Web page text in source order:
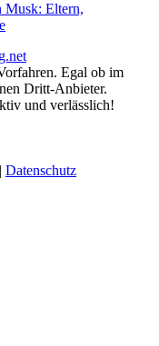
Musk: Eltern,
Egal ob im
Dritt-Anbieter.
und verlässlich!
| Datenschutz